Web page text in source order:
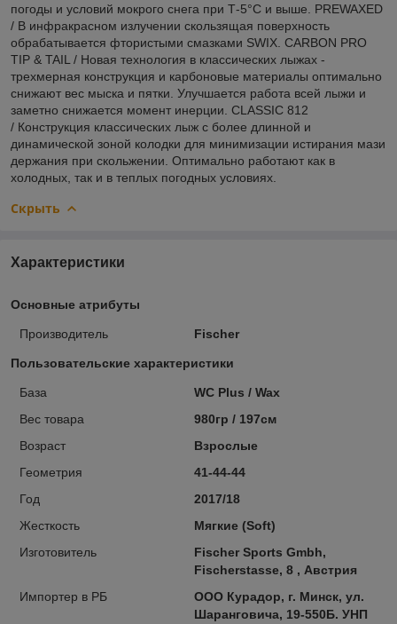
погоды и условий мокрого снега при Т-5°C и выше. PREWAXED
/ В инфракрасном излучении скользящая поверхность
обрабатывается фтористыми смазками SWIX. CARBON PRO
TIP & TAIL / Новая технология в классических лыжах -
трехмерная конструкция и карбоновые материалы оптимально
снижают вес мыска и пятки. Улучшается работа всей лыжи и
заметно снижается момент инерции. CLASSIC 812
/ Конструкция классических лыж с более длинной и
динамической зоной колодки для минимизации истирания мази
держания при скольжении. Оптимально работают как в
холодных, так и в теплых погодных условиях.
Скрыть
Характеристики
Основные атрибуты
Производитель Fischer
Пользовательские характеристики
База
WC Plus / Wax
Вес товара
980гр / 197см
Возраст
Взрослые
Геометрия
41-44-44
Год
2017/18
Жесткость
Мягкие (Soft)
Изготовитель
Fischer Sports Gmbh,
Fischerstasse, 8 , Австрия
Импортер в РБ
ООО Курадор, г. Минск, ул.
Шаранговича, 19-550Б. УНП